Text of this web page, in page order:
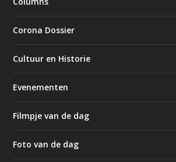
Corona Dossier
Cultuur en Historie
Evenementen
Filmpje van de dag
Foto van de dag